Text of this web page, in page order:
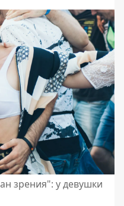
зрения": у девушки